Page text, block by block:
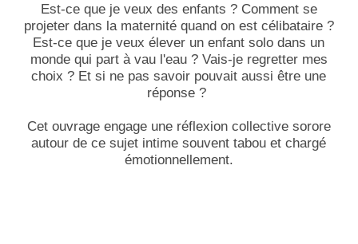
Est-ce que je veux des enfants ? Comment se
projeter dans la maternité quand on est célibataire ?
Est-ce que je veux élever un enfant solo dans un
monde qui part à vau l'eau ? Vais-je regretter mes
choix ? Et si ne pas savoir pouvait aussi être une
réponse ?
Cet ouvrage engage une réflexion collective sorore
autour de ce sujet intime souvent tabou et chargé
émotionnellement.